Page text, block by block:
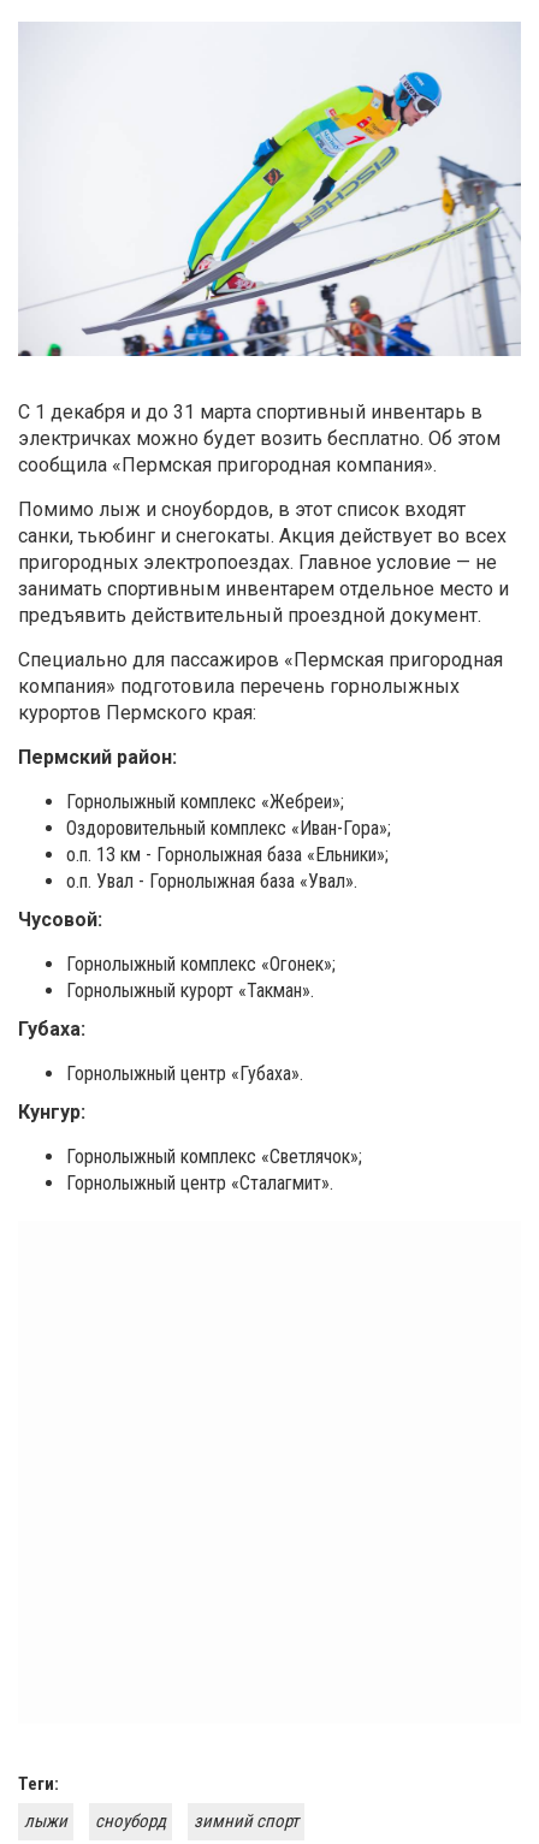
С 1 декабря и до 31 марта спортивный инвентарь в
электричках можно будет возить бесплатно. Об этом
сообщила «Пермская пригородная компания».
Помимо лыж и сноубордов, в этот список входят
санки, тьюбинг и снегокаты. Акция действует во всех
пригородных электропоездах. Главное условие — не
занимать спортивным инвентарем отдельное место и
предъявить действительный проездной документ.
Специально для пассажиров «Пермская пригородная
компания» подготовила перечень горнолыжных
курортов Пермского края:
Пермский район:
Горнолыжный комплекс «Жебреи»;
Оздоровительный комплекс «Иван-Гора»;
о.п. 13 км - Горнолыжная база «Ельники»;
о.п. Увал - Горнолыжная база «Увал».
Чусовой:
Горнолыжный комплекс «Огонек»;
Горнолыжный курорт «Такман».
Губаха:
Горнолыжный центр «Губаха».
Кунгур:
Горнолыжный комплекс «Светлячок»;
Горнолыжный центр «Сталагмит».
Теги:
лыжи
сноуборд зимний спорт